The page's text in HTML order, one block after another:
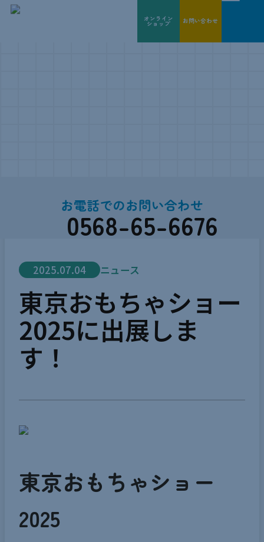
オンライン
ショップ お問い合わせ
お電話でのお問い合わせ
0568-65-6676
お知らせ
INFORMATION
2025.07.04 ニュース
東京おもちゃショー
2025に出展しま
す！
東京おもちゃショー
2025